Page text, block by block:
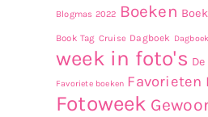
Blogmas 2022 Boeken
Book Tag Cruise Dagboek
week in foto's
Favoriete boeken Favorieten
Fotoweek